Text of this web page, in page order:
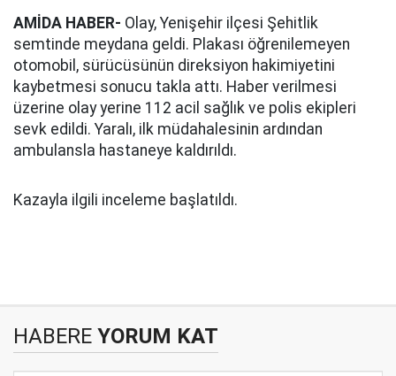
AMİDA HABER- Olay, Yenişehir ilçesi Şehitlik
semtinde meydana geldi. Plakası öğrenilemeyen
otomobil, sürücüsünün direksiyon hakimiyetini
kaybetmesi sonucu takla attı. Haber verilmesi
üzerine olay yerine 112 acil sağlık ve polis ekipleri
sevk edildi. Yaralı, ilk müdahalesinin ardından
ambulansla hastaneye kaldırıldı.
Kazayla ilgili inceleme başlatıldı.
HABERE YORUM KAT